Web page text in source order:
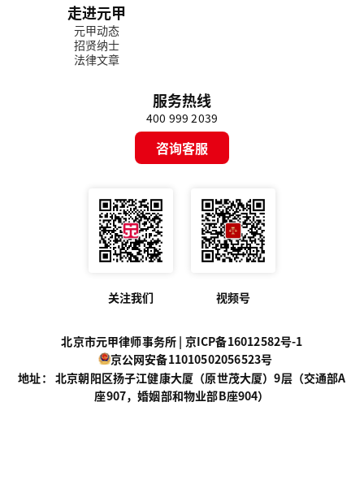
走进元甲
元甲动态
招贤纳士
法律文章
服务热线
400 999 2039
咨询客服
关注我们 视频号
北京市元甲律师事务所 | 京ICP备16012582号-1
京公网安备11010502056523号
地址： 北京朝阳区扬子江健康大厦（原世茂大厦）9层（交通部A
座907，婚姻部和物业部B座904）